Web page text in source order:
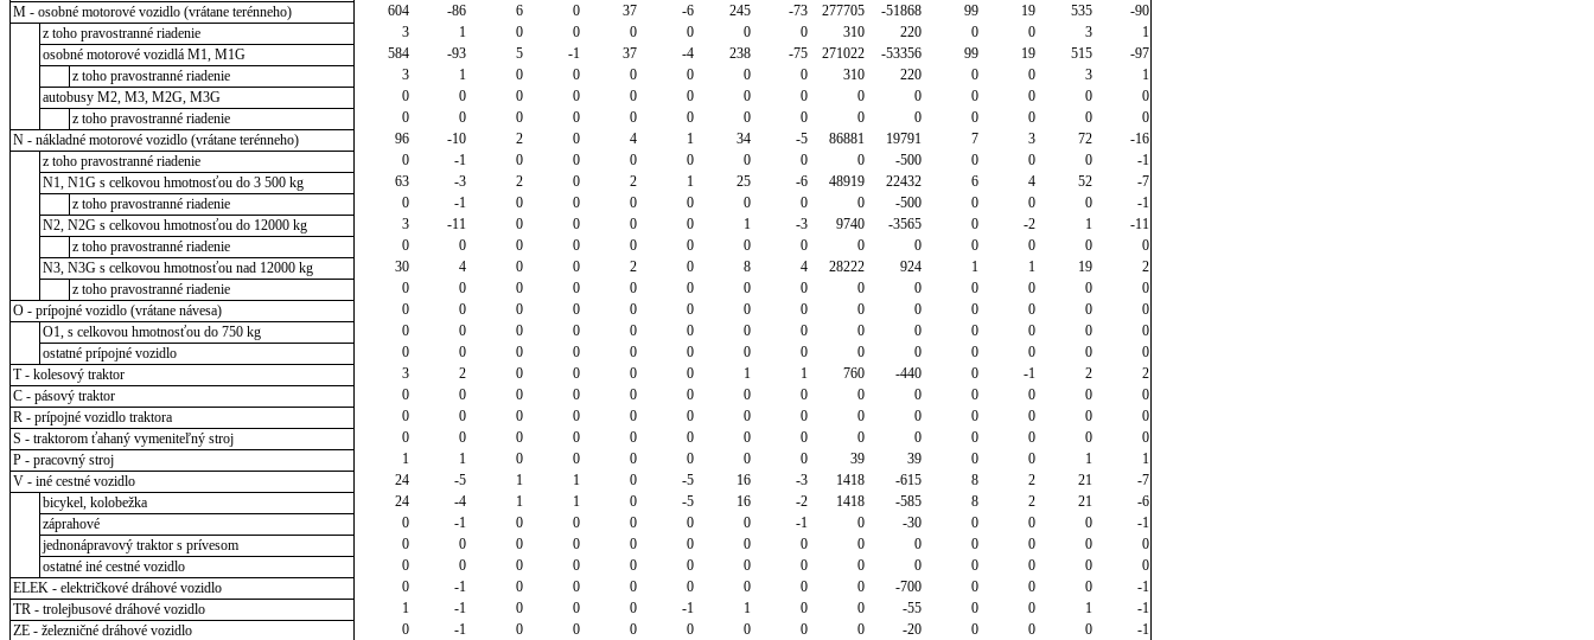
M - osobné motorové vozidlo (vrátane terénneho)
604 -86 6 0 37 -6 245 -73 277705 -51868 99 19 535
-90
z toho pravostranné riadenie
3 1 0 0 0 0 0 0 310 220 0 0 3
1
osobné motorové vozidlá M1, M1G
584 -93 5 -1 37 -4 238 -75 271022 -53356 99 19 515
-97
z toho pravostranné riadenie
3 1 0 0 0 0 0 0 310 220 0 0 3
1
autobusy M2, M3, M2G, M3G
0 0 0 0 0 0 0 0 0 0 0 0 0
0
z toho pravostranné riadenie
0 0 0 0 0 0 0 0 0 0 0 0 0
0
N - nákladné motorové vozidlo (vrátane terénneho)
96 -10 2 0 4 1 34 -5 86881 19791 7 3 72
-16
z toho pravostranné riadenie
0 -1 0 0 0 0 0 0 0 -500 0 0 0
-1
N1, N1G s celkovou hmotnosťou do 3 500 kg
63 -3 2 0 2 1 25 -6 48919 22432 6 4 52
-7
z toho pravostranné riadenie
0 -1 0 0 0 0 0 0 0 -500 0 0 0
-1
N2, N2G s celkovou hmotnosťou do 12000 kg
3 -11 0 0 0 0 1 -3 9740 -3565 0 -2 1
-11
z toho pravostranné riadenie
0 0 0 0 0 0 0 0 0 0 0 0 0
0
N3, N3G s celkovou hmotnosťou nad 12000 kg
30 4 0 0 2 0 8 4 28222 924 1 1 19
2
z toho pravostranné riadenie
0 0 0 0 0 0 0 0 0 0 0 0 0
0
O - prípojné vozidlo (vrátane návesa)
0 0 0 0 0 0 0 0 0 0 0 0 0
0
O1, s celkovou hmotnosťou do 750 kg
0 0 0 0 0 0 0 0 0 0 0 0 0
0
ostatné prípojné vozidlo
0 0 0 0 0 0 0 0 0 0 0 0 0
0
T - kolesový traktor
3 2 0 0 0 0 1 1 760 -440 0 -1 2
2
C - pásový traktor
0 0 0 0 0 0 0 0 0 0 0 0 0
0
R - prípojné vozidlo traktora
0 0 0 0 0 0 0 0 0 0 0 0 0
0
S - traktorom ťahaný vymeniteľný stroj
0 0 0 0 0 0 0 0 0 0 0 0 0
0
P - pracovný stroj
1 1 0 0 0 0 0 0 39 39 0 0 1
1
V - iné cestné vozidlo
24 -5 1 1 0 -5 16 -3 1418 -615 8 2 21
-7
bicykel, kolobežka
24 -4 1 1 0 -5 16 -2 1418 -585 8 2 21
-6
záprahové
0 -1 0 0 0 0 0 -1 0 -30 0 0 0
-1
jednonápravový traktor s prívesom
0 0 0 0 0 0 0 0 0 0 0 0 0
0
ostatné iné cestné vozidlo
0 0 0 0 0 0 0 0 0 0 0 0 0
0
ELEK - električkové dráhové vozidlo
0 -1 0 0 0 0 0 0 0 -700 0 0 0
-1
TR - trolejbusové dráhové vozidlo
1 -1 0 0 0 -1 1 0 0 -55 0 0 1
-1
ZE - železničné dráhové vozidlo
0 -1 0 0 0 0 0 0 0 -20 0 0 0
-1